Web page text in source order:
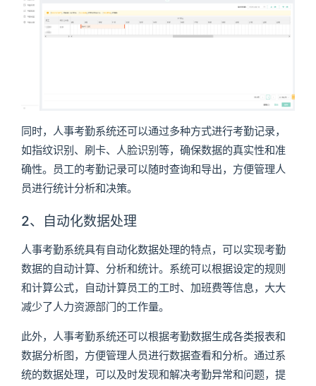
同时，人事考勤系统还可以通过多种方式进行考勤记录，
如指纹识别、刷卡、人脸识别等，确保数据的真实性和准
确性。员工的考勤记录可以随时查询和导出，方便管理人
员进行统计分析和决策。
2、自动化数据处理
人事考勤系统具有自动化数据处理的特点，可以实现考勤
数据的自动计算、分析和统计。系统可以根据设定的规则
和计算公式，自动计算员工的工时、加班费等信息，大大
减少了人力资源部门的工作量。
此外，人事考勤系统还可以根据考勤数据生成各类报表和
数据分析图，方便管理人员进行数据查看和分析。通过系
统的数据处理，可以及时发现和解决考勤异常和问题，提